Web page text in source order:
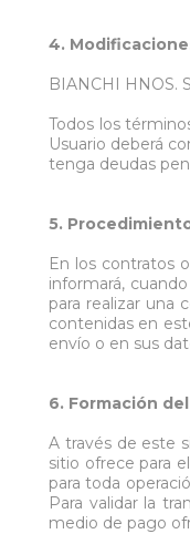
4.
BIANCHI HNOS.
Todos los
Usuario deberá
tenga deudas
5.
En los contratos
informará,
para realizar una
contenidas en
envío o en sus
6. Formación
A través de este
sitio ofrece para
para toda
Para validar la
medio de pago